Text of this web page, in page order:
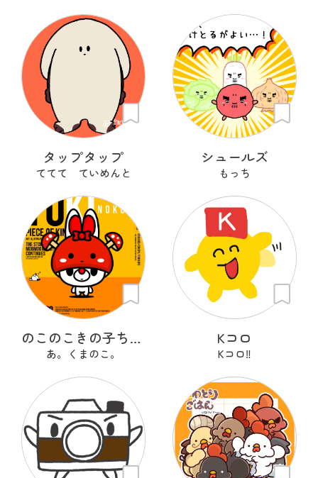
タップタップ
ててて ていめんと
シュールズ
もっち
のこのこきの子ちゃん
あ。くまのこ。
Kコロ
Kコロ‼︎